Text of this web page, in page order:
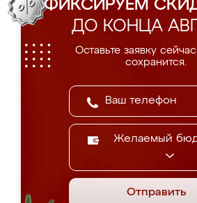
ФИКСИРУЕМ
ДО КОНЦА
Оставьте заявку
сохранится.
Желаемый
Отправить